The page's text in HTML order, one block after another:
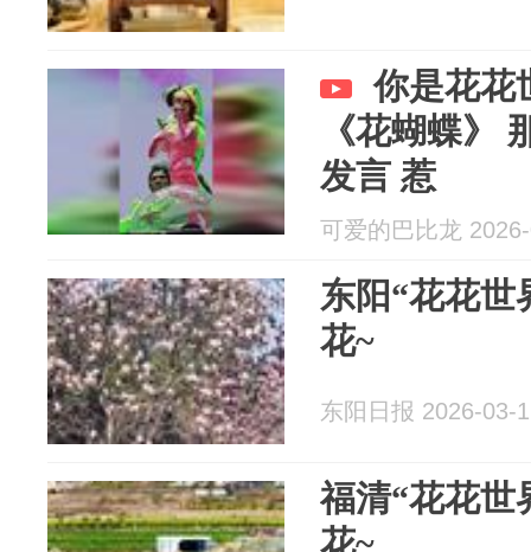
你是花花
《花蝴蝶》
发言 惹
可爱的巴比龙
东阳“花花世
花~
东阳日报 2026-03-
福清“花花世
花~